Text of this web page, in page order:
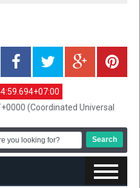
(Coordinated Universal